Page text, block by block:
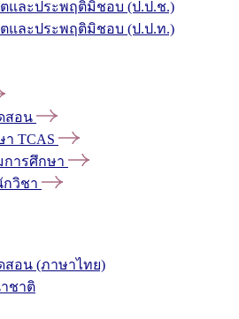
ตและประพฤติมิชอบ (ป.ป.ช.)
ตและประพฤติมิชอบ (ป.ป.ท.)
สอน
TCAS
การศึกษา
วิชา
สอน (ภาษาไทย)
ชาติ